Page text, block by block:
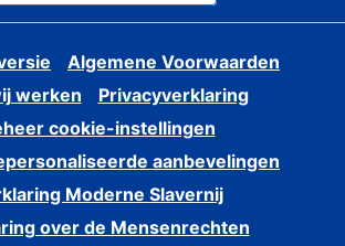
Algemene Voorwaarden
werken
Privacyverklaring
cookie-instellingen
aanbevelingen
Moderne Slavernij
over de Mensenrechten